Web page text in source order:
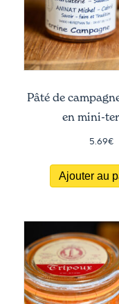
Pâté de
en mini-
5.69€
Ajouter au